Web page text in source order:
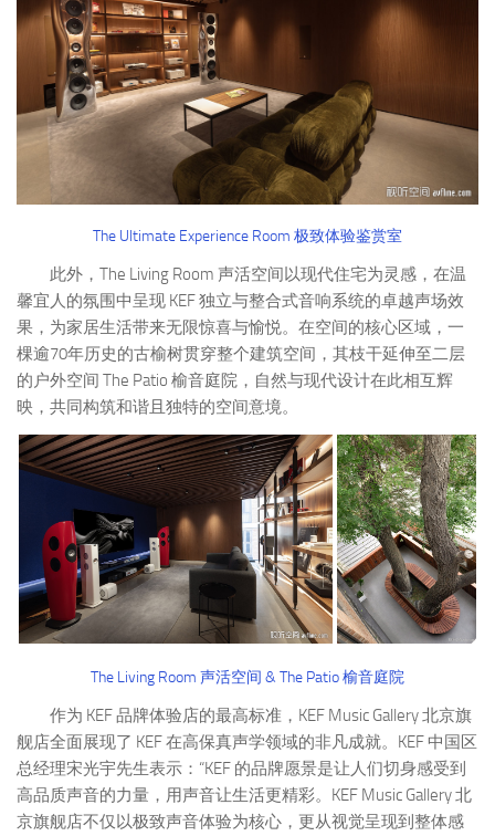
The Ultimate Experience Room 极致体验鉴赏室
此外，The Living Room 声活空间以现代住宅为灵感，在温
馨宜人的氛围中呈现 KEF 独立与整合式音响系统的卓越声场效
果，为家居生活带来无限惊喜与愉悦。在空间的核心区域，一
棵逾70年历史的古榆树贯穿整个建筑空间，其枝干延伸至二层
的户外空间 The Patio 榆音庭院，自然与现代设计在此相互辉
映，共同构筑和谐且独特的空间意境。
The Living Room 声活空间 & The Patio 榆音庭院
作为 KEF 品牌体验店的最高标准，KEF Music Gallery 北京旗
舰店全面展现了 KEF 在高保真声学领域的非凡成就。KEF 中国区
总经理宋光宇先生表示： “KEF 的品牌愿景是让人们切身感受到
高品质声音的力量，用声音让生活更精彩。KEF Music Gallery 北
京旗舰店不仅以极致声音体验为核心，更从视觉呈现到整体感